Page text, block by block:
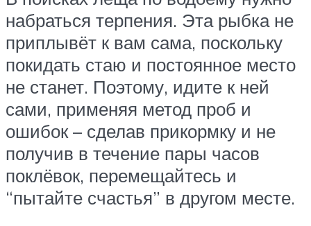
набраться терпения. Эта рыбка не
приплывёт к вам сама, поскольку
покидать стаю и постоянное место
не станет. Поэтому, идите к ней
сами, применяя метод проб и
ошибок – сделав прикормку и не
получив в течение пары часов
поклёвок, перемещайтесь и
“пытайте счастья” в другом месте.